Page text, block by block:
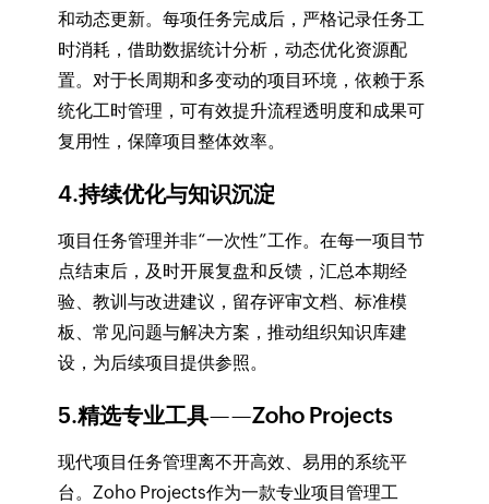
和动态更新。每项任务完成后，严格记录任务工
时消耗，借助数据统计分析，动态优化资源配
置。对于长周期和多变动的项目环境，依赖于系
统化工时管理，可有效提升流程透明度和成果可
复用性，保障项目整体效率。
4.持续优化与知识沉淀
项目任务管理并非“一次性”工作。在每一项目节
点结束后，及时开展复盘和反馈，汇总本期经
验、教训与改进建议，留存评审文档、标准模
板、常见问题与解决方案，推动组织知识库建
设，为后续项目提供参照。
5.精选专业工具——Zoho Projects
现代项目任务管理离不开高效、易用的系统平
台。Zoho Projects作为一款专业项目管理工